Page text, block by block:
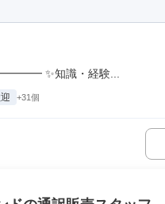
✨知識・経験...
+31個